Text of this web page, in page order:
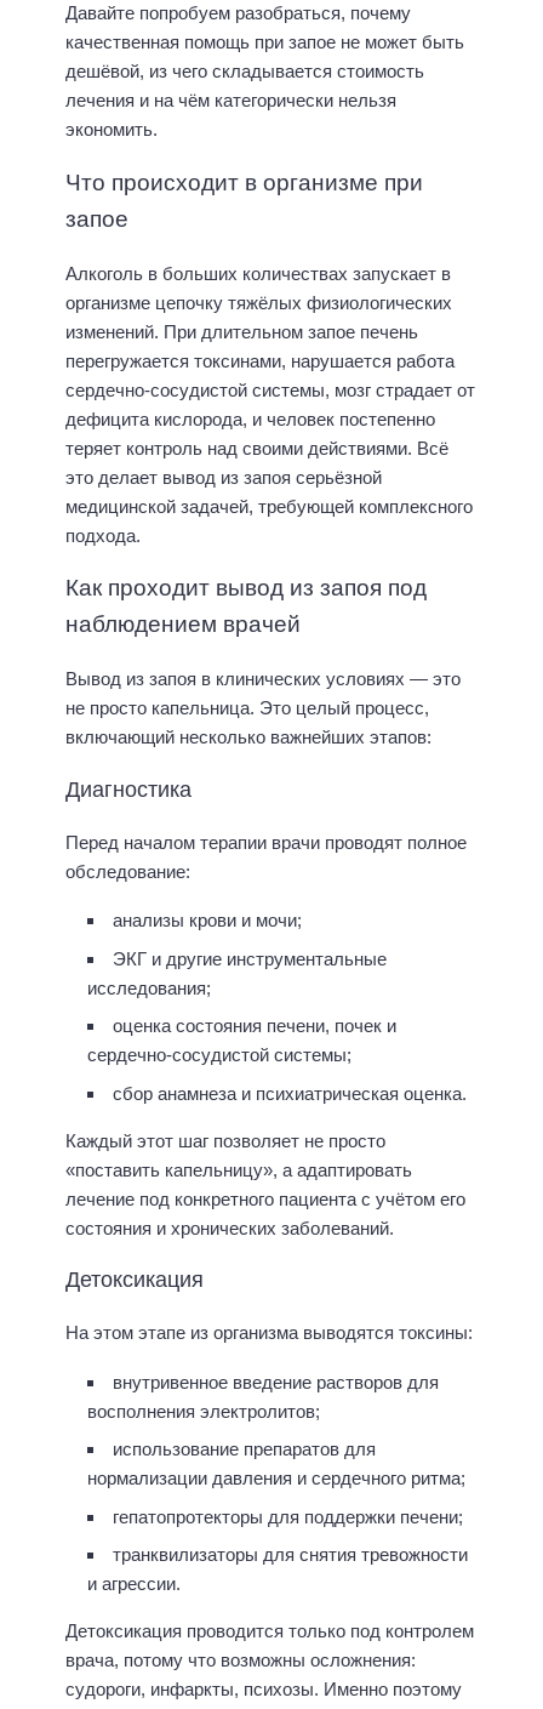
Давайте попробуем разобраться, почему
качественная помощь при запое не может быть
дешёвой, из чего складывается стоимость
лечения и на чём категорически нельзя
экономить.
Что происходит в организме при
запое
Алкоголь в больших количествах запускает в
организме цепочку тяжёлых физиологических
изменений. При длительном запое печень
перегружается токсинами, нарушается работа
сердечно-сосудистой системы, мозг страдает от
дефицита кислорода, и человек постепенно
теряет контроль над своими действиями. Всё
это делает вывод из запоя серьёзной
медицинской задачей, требующей комплексного
подхода.
Как проходит вывод из запоя под
наблюдением врачей
Вывод из запоя в клинических условиях — это
не просто капельница. Это целый процесс,
включающий несколько важнейших этапов:
Диагностика
Перед началом терапии врачи проводят полное
обследование:
анализы крови и мочи;
ЭКГ и другие инструментальные
исследования;
оценка состояния печени, почек и
сердечно-сосудистой системы;
сбор анамнеза и психиатрическая оценка.
Каждый этот шаг позволяет не просто
«поставить капельницу», а адаптировать
лечение под конкретного пациента с учётом его
состояния и хронических заболеваний.
Детоксикация
На этом этапе из организма выводятся токсины:
внутривенное введение растворов для
восполнения электролитов;
использование препаратов для
нормализации давления и сердечного ритма;
гепатопротекторы для поддержки печени;
транквилизаторы для снятия тревожности
и агрессии.
Детоксикация проводится только под контролем
врача, потому что возможны осложнения:
судороги, инфаркты, психозы. Именно поэтому